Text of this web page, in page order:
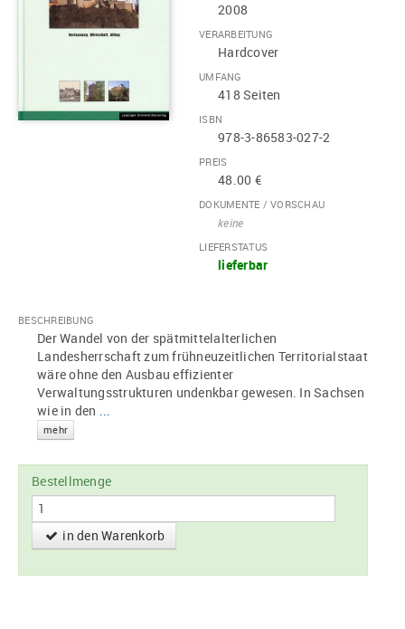
2008
VERARBEITUNG
Hardcover
UMFANG
418 Seiten
ISBN
978-3-86583-027-2
PREIS
48.00 €
DOKUMENTE / VORSCHAU
keine
LIEFERSTATUS
lieferbar
BESCHREIBUNG
Der Wandel von der spätmittelalterlichen
Landesherrschaft zum frühneuzeitlichen Territorialstaat
wäre ohne den Ausbau effizienter
Verwaltungsstrukturen undenkbar gewesen. In Sachsen
wie in den ...
mehr
Bestellmenge
in den Warenkorb